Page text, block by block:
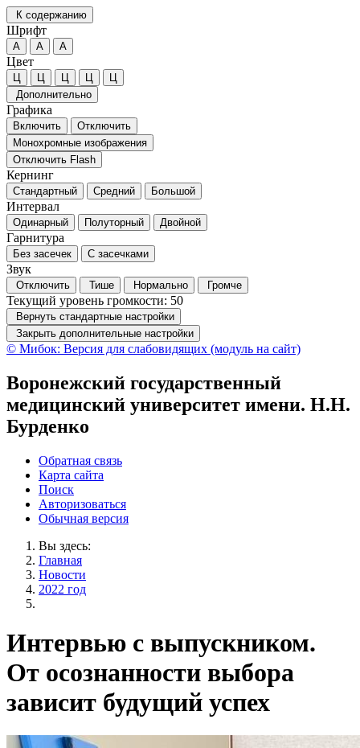
К содержанию
Шрифт
А А А
Цвет
Ц Ц Ц Ц
Ц
Дополнительно
Графика
Включить
Отключить
Монохромные изображения
Отключить Flash
Кернинг
Стандартный Средний Большой
Интервал
Одинарный Полуторный Двойной
Гарнитура
Без засечек С засечками
Звук
Отключить Тише Нормально Громче
Текущий уровень громкости: 50
Вернуть стандартные настройки
Закрыть дополнительные настройки
© Мибок: Версия для слабовидящих (модуль на сайт)
Воронежский государственный
медицинский университет имени. Н.Н.
Бурденко
Обратная связь
Карта сайта
Поиск
Авторизоваться
Обычная версия
Вы здесь:
Главная
Новости
2022 год
Интервью с выпускником.
От осознанности выбора
зависит будущий успех